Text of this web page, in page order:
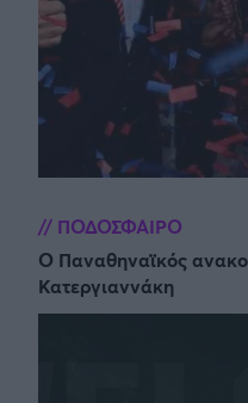
ΠΟΔΟΣΦΑΙΡΟ
Ο Παναθηναϊκός
Κατεργιαννάκη